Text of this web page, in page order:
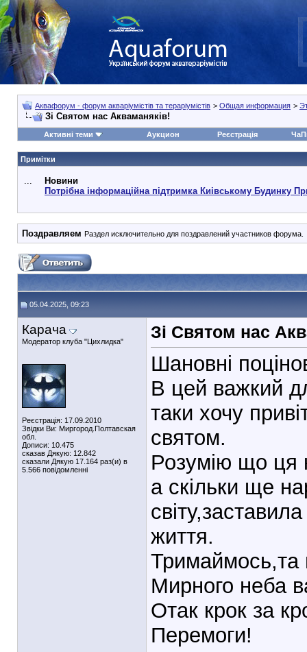
Аквафорум - форум акваріумістів та тераріумістів > Общая информация >
Зі Святом нас Акваманяків!
Активні теми Аукцион Реєстрація
Примітки
...
Новини
Потрібна інформаційна підтримка Киівському Будинку
Поздравляем Раздел исключительно для поздравлений участников форума.
05.04.2025, 09:23
Карача
Модератор клуба "Цихлидка"
Реєстрація: 17.09.2010
Звідки Ви: Миргород.Полтавская
обл.
Дописи: 10.475
сказав Дякую: 12.842
сказали Дякую 17.164 раз(и) в
5.566 повідомленні
Зі Святом нас
Шановні
В цей важкий
таки хочу
святом.
Розумію що ця
а скільки ще
життя.
Тримаймось,та
Мирного неба
Отак крок за
Перемоги!